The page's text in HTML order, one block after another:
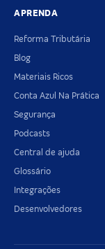
APRENDA
Reforma Tributária
Blog
Materiais Ricos
Conta Azul Na Prática
Segurança
Podcasts
Central de ajuda
Glossário
Integrações
Desenvolvedores